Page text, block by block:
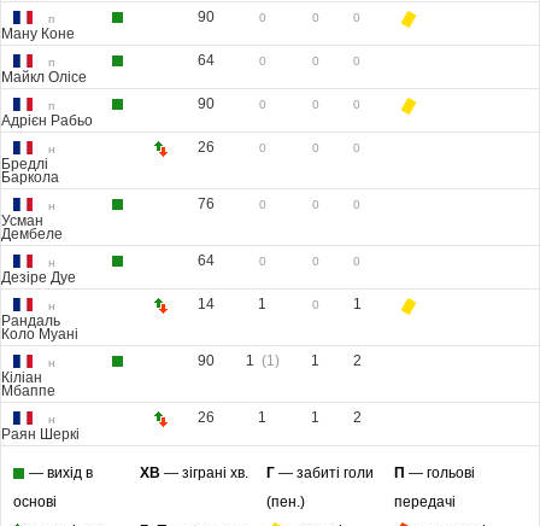
п
Ману Коне
90 0 0 0
п
Майкл Олісе
64 0 0 0
п
Адрієн Рабьо
90 0 0 0
н
Бредлі
Баркола
26 0 0 0
н
Усман
Дембеле
76 0 0 0
н
Дезіре Дуе
64 0 0 0
н
Рандаль
Коло Муані
14 1 0 1
н
Кіліан
Мбаппе
90 1 (1) 1 2
н
Раян Шеркі
26 1 1 2
— вихід в
основі
ХВ— зіграні хв. Г— забиті голи
(пен.)
П — гольові
передачі